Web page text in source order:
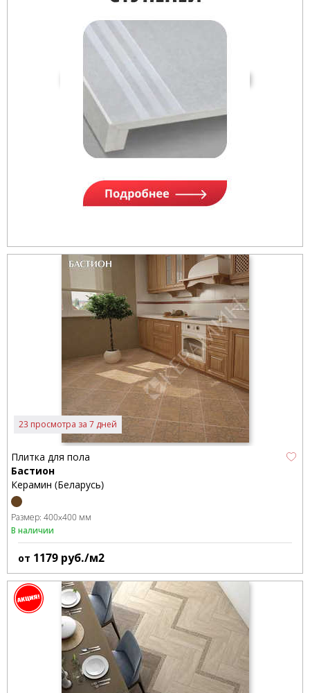
23 просмотра за 7 дней
Плитка для пола
Бастион
Керамин (Беларусь)
Размер: 400x400 мм
В наличии
от 1179 руб./м2